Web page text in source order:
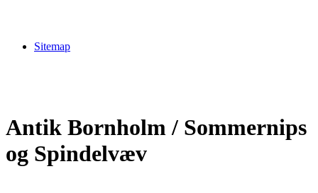
Sitemap
Antik Bornholm / Sommernips
og Spindelvæv